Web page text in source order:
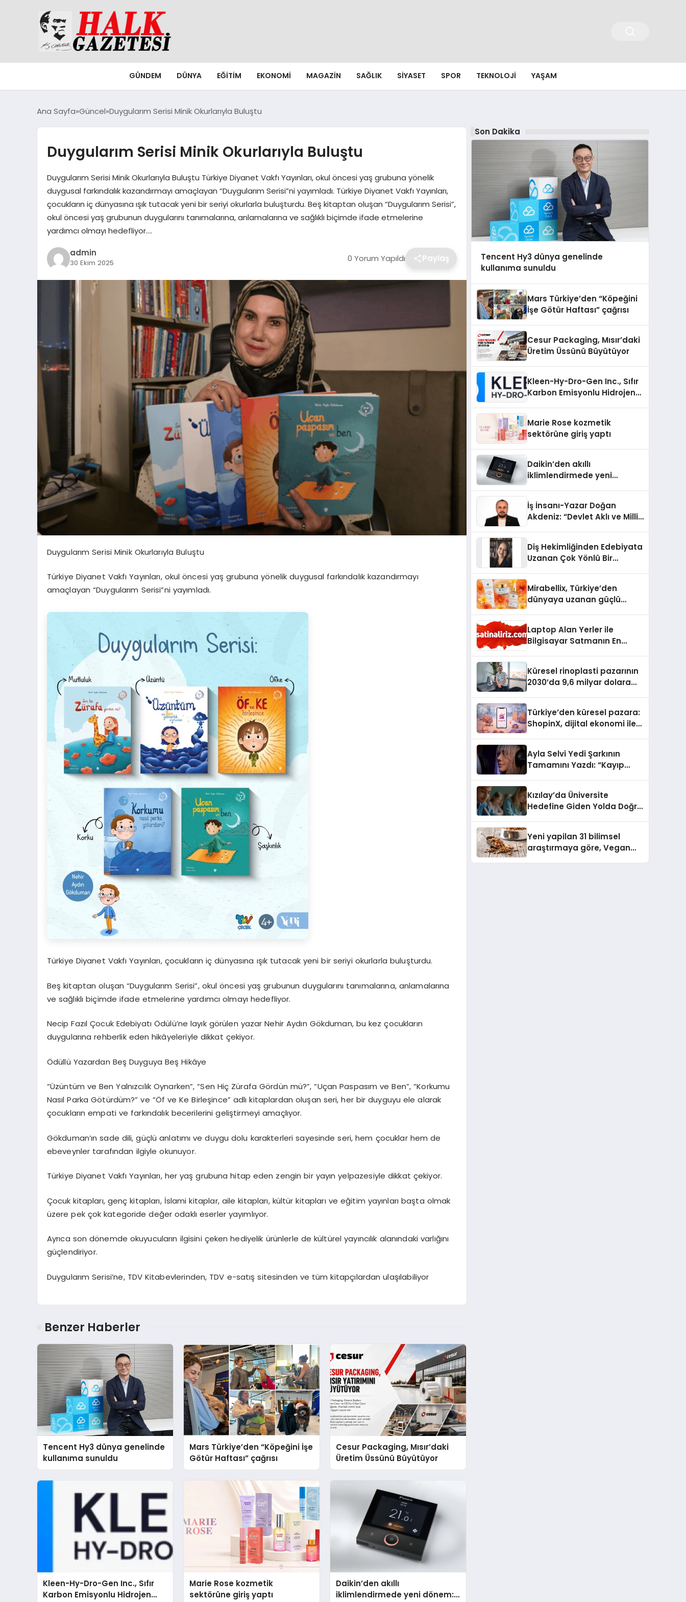
GÜNDEM DÜNYA EĞITIM EKONOMI MAGAZIN SAĞLIK SIYASET SPOR TEKNOLOJI YAŞAM
Ana Sayfa Güncel Duygularım Serisi Minik Okurlarıyla Buluştu
Duygularım Serisi Minik Okurlarıyla Buluştu
Duygularım Serisi Minik Okurlarıyla Buluştu Türkiye Diyanet Vakfı Yayınları, okul öncesi yaş grubuna yönelik
duygusal farkındalık kazandırmayı amaçlayan “Duygularım Serisi”ni yayımladı. Türkiye Diyanet Vakfı Yayınları,
çocukların iç dünyasına ışık tutacak yeni bir seriyi okurlarla buluşturdu. Beş kitaptan oluşan “Duygularım Serisi”,
okul öncesi yaş grubunun duygularını tanımalarına, anlamalarına ve sağlıklı biçimde ifade etmelerine
yardımcı olmayı hedefliyor….
admin
30 Ekim 2025 0 Yorum Yapıldı Paylaş
Duygularım Serisi Minik Okurlarıyla Buluştu
Türkiye Diyanet Vakfı Yayınları, okul öncesi yaş grubuna yönelik duygusal farkındalık kazandırmayı
amaçlayan “Duygularım Serisi”ni yayımladı.
Türkiye Diyanet Vakfı Yayınları, çocukların iç dünyasına ışık tutacak yeni bir seriyi okurlarla buluşturdu.
Beş kitaptan oluşan “Duygularım Serisi”, okul öncesi yaş grubunun duygularını tanımalarına, anlamalarına
ve sağlıklı biçimde ifade etmelerine yardımcı olmayı hedefliyor.
Necip Fazıl Çocuk Edebiyatı Ödülü’ne layık görülen yazar Nehir Aydın Gökduman, bu kez çocukların
duygularına rehberlik eden hikâyeleriyle dikkat çekiyor.
Ödüllü Yazardan Beş Duyguya Beş Hikâye
“Üzüntüm ve Ben Yalnızcılık Oynarken”, “Sen Hiç Zürafa Gördün mü?”, “Uçan Paspasım ve Ben”, “Korkumu
Nasıl Parka Götürdüm?” ve “Öf ve Ke Birleşince” adlı kitaplardan oluşan seri, her bir duyguyu ele alarak
çocukların empati ve farkındalık becerilerini geliştirmeyi amaçlıyor.
Gökduman’ın sade dili, güçlü anlatımı ve duygu dolu karakterleri sayesinde seri, hem çocuklar hem de
ebeveynler tarafından ilgiyle okunuyor.
Türkiye Diyanet Vakfı Yayınları, her yaş grubuna hitap eden zengin bir yayın yelpazesiyle dikkat çekiyor.
Çocuk kitapları, genç kitapları, İslami kitaplar, aile kitapları, kültür kitapları ve eğitim yayınları başta olmak
üzere pek çok kategoride değer odaklı eserler yayımlıyor.
Ayrıca son dönemde okuyucuların ilgisini çeken hediyelik ürünlerle de kültürel yayıncılık alanındaki varlığını
güçlendiriyor.
Duygularım Serisi’ne, TDV Kitabevlerinden, TDV e-satış sitesinden ve tüm kitapçılardan ulaşılabiliyor
Benzer Haberler
Tencent Hy3 dünya genelinde
kullanıma sunuldu
Mars Türkiye’den “Köpeğini İşe
Götür Haftası” çağrısı
Cesur Packaging, Mısır’daki
Üretim Üssünü Büyütüyor
Kleen-Hy-Dro-Gen Inc., Sıfır
Karbon Emisyonlu Hidrojen
Marie Rose kozmetik
sektörüne giriş yaptı
Daikin’den akıllı
iklimlendirmede yeni dönem:
Son Dakika
Tencent Hy3 dünya genelinde
kullanıma sunuldu
Mars Türkiye’den “Köpeğini
İşe Götür Haftası” çağrısı
Cesur Packaging, Mısır’daki
Üretim Üssünü Büyütüyor
Kleen-Hy-Dro-Gen Inc., Sıfır
Karbon Emisyonlu Hidrojen
Aldı
Marie Rose kozmetik
sektörüne giriş yaptı
Daikin’den akıllı
iklimlendirmede yeni
İş İnsanı-Yazar Doğan
Akdeniz: “Devlet Aklı ve Milli
Diş Hekimliğinden Edebiyata
Uzanan Çok Yönlü Bir
Mirabellix, Türkiye’den
dünyaya uzanan güçlü
Laptop Alan Yerler ile
Bilgisayar Satmanın En
Küresel rinoplasti pazarının
2030’da 9,6 milyar dolara
Türkiye’den küresel pazara:
ShopinX, dijital ekonomi ile
Ayla Selvi Yedi Şarkının
Tamamını Yazdı: “Kayıp
Kızılay’da Üniversite
Hedefine Giden Yolda Doğru
Yeni yapilan 31 bilimsel
araştırmaya göre, Vegan